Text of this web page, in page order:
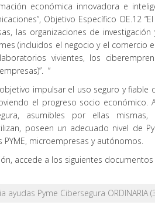
económica innovadora e
Objetivo Específico OE.12
las organizaciones de
(incluidos el negocio y el
vivientes, los
“
impulsar el uso seguro y
el progreso socio económico.
asumibles por ellas
poseen un adecuado nivel de
microempresas y autónomos.
accede a los siguientes
ayudas Pyme Cibersegura ORDINARIA